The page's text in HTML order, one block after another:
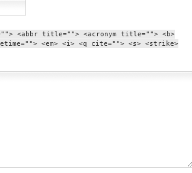
<abbr title=""> <acronym title=""> <b>
<em> <i> <q cite=""> <s> <strike>